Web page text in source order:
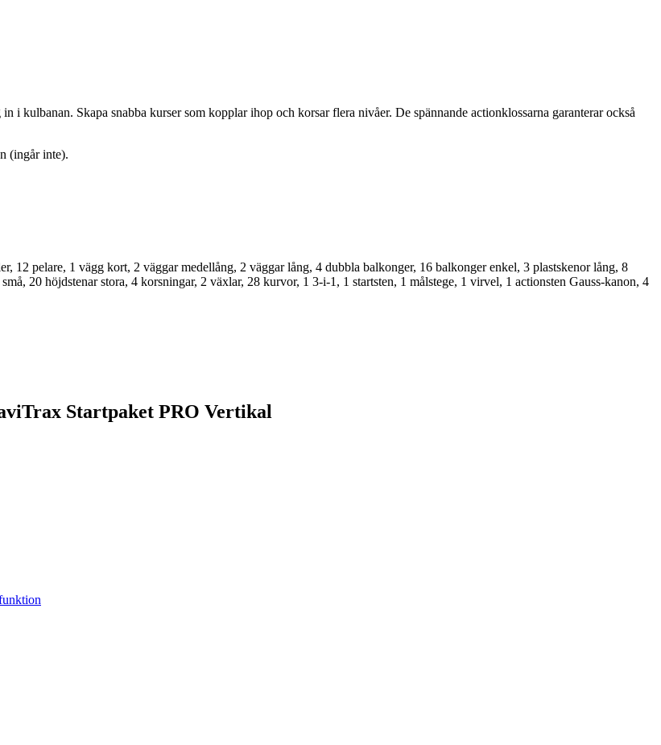
i kulbanan. Skapa snabba kurser som kopplar ihop och korsar flera nivåer. De spännande actionklossarna garanterar också
(ingår inte).
12 pelare, 1 vägg kort, 2 väggar medellång, 2 väggar lång, 4 dubbla balkonger, 16 balkonger enkel, 3 plastskenor lång, 8
20 höjdstenar stora, 4 korsningar, 2 växlar, 28 kurvor, 1 3-i-1, 1 startsten, 1 målstege, 1 virvel, 1 actionsten Gauss-kanon, 4
Startpaket PRO Vertikal